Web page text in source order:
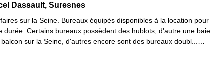
face au 5 quai Marcel Dassault, Suresnes
Dassault, Suresnes
sur la Seine. Bureaux équipés disponibles à la location pour
durée. Certains bureaux possèdent des hublots, d'autre une baie
sur la Seine, d'autres encore sont des bureaux doubl